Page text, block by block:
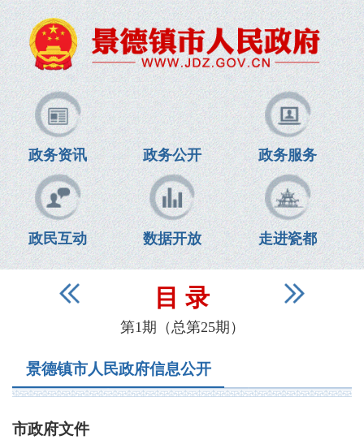
政务资讯 政务公开 政务服务
政民互动 数据开放 走进瓷都
目 录
第1期（总第25期）
景德镇市人民政府信息公开
市政府文件